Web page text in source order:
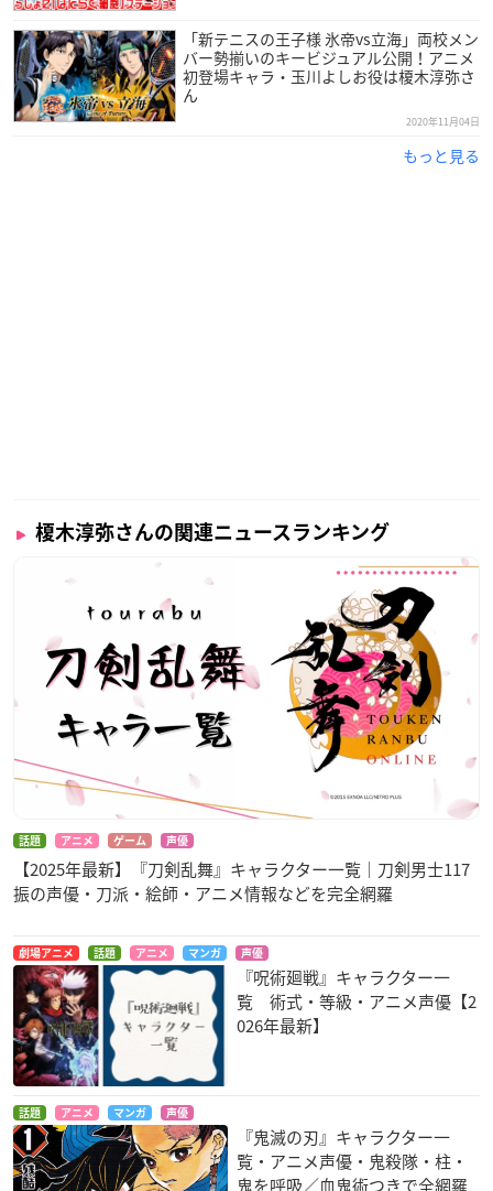
「新テニスの王子様 氷帝vs立海」両校メン
バー勢揃いのキービジュアル公開！アニメ
初登場キャラ・玉川よしお役は榎木淳弥さ
ん
2020年11月04日
もっと見る
榎木淳弥さんの関連ニュースランキング
話題 アニメ ゲーム 声優
【2025年最新】『刀剣乱舞』キャラクター一覧｜刀剣男士117
振の声優・刀派・絵師・アニメ情報などを完全網羅
劇場アニメ 話題 アニメ マンガ 声優
『呪術廻戦』キャラクター一
覧 術式・等級・アニメ声優【2
026年最新】
話題 アニメ マンガ 声優
『鬼滅の刃』キャラクター一
覧・アニメ声優・鬼殺隊・柱・
鬼を呼吸／血鬼術つきで全網羅